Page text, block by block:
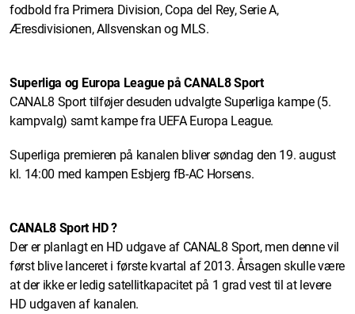
fodbold fra Primera Division, Copa del Rey, Serie A,
Æresdivisionen, Allsvenskan og MLS.
Superliga og Europa League på CANAL8 Sport
CANAL8 Sport tilføjer desuden udvalgte Superliga kampe (5.
kampvalg) samt kampe fra UEFA Europa League.
Superliga premieren på kanalen bliver søndag den 19. august
kl. 14:00 med kampen Esbjerg fB-AC Horsens.
CANAL8 Sport HD ?
Der er planlagt en HD udgave af CANAL8 Sport, men denne vil
først blive lanceret i første kvartal af 2013. Årsagen skulle være
at der ikke er ledig satellitkapacitet på 1 grad vest til at levere
HD udgaven af kanalen.